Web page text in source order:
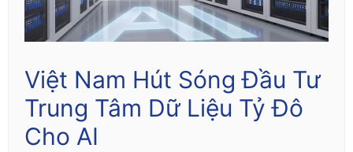
Việt Nam Hút Sóng Đầu Tư
Trung Tâm Dữ Liệu Tỷ Đô
Cho AI